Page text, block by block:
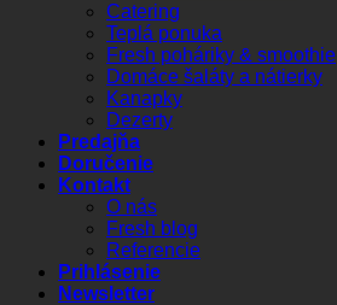
Catering
Teplá ponuka
Fresh poháriky & smoothie
Domáce šaláty a nátierky
Kanapky
Dezerty
Predajňa
Doručenie
Kontakt
O nás
Fresh blog
Referencie
Prihlásenie
Newsletter